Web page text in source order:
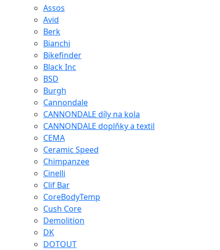
Assos
Avid
Berk
Bianchi
Bikefinder
Black Inc
BSD
Burgh
Cannondale
CANNONDALE díly na kola
CANNONDALE doplňky a textil
CEMA
Ceramic Speed
Chimpanzee
Cinelli
Clif Bar
CoreBodyTemp
Cush Core
Demolition
DK
DOTOUT